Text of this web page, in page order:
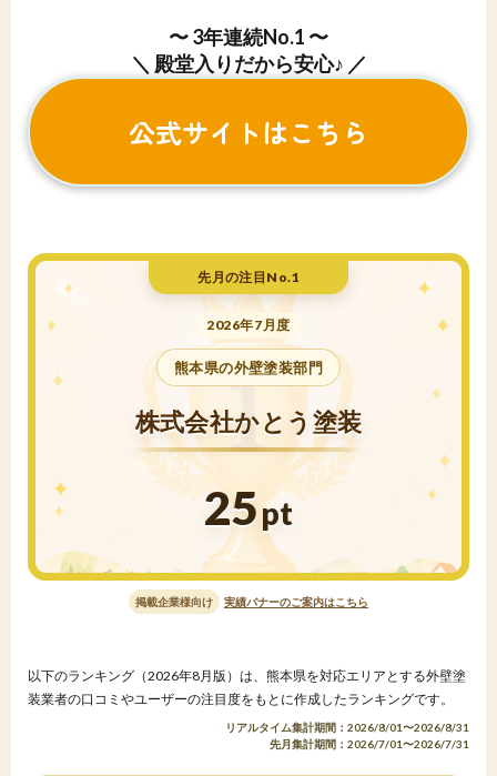
〜 3年連続No.1 〜
＼ 殿堂入りだから安心♪ ／
公式サイトはこちら
先月の注目No.1
2026年7月度
熊本県の外壁塗装部門
株式会社かとう塗装
25pt
掲載企業様向け 実績バナーのご案内はこちら
以下のランキング（2026年8月版）は、熊本県を対応エリアとする外壁塗
装業者の口コミやユーザーの注目度をもとに作成したランキングです。
リアルタイム集計期間：2026/8/01〜2026/8/31
先月集計期間：2026/7/01〜2026/7/31